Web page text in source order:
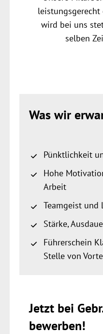
leistungsgerecht
wird bei uns
selben
Was wir
Pünktlichkeit
Hohe
Arbeit
Teamgeist und
Stärke,
Führerschein
Stelle von
Jetzt bei
bewerben!